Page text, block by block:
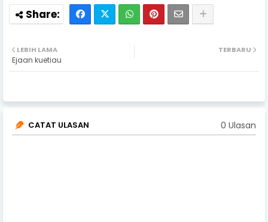
TERBARU
LEBIH LAMA
Ejaan kuetiau
CATAT ULASAN 0 Ulasan